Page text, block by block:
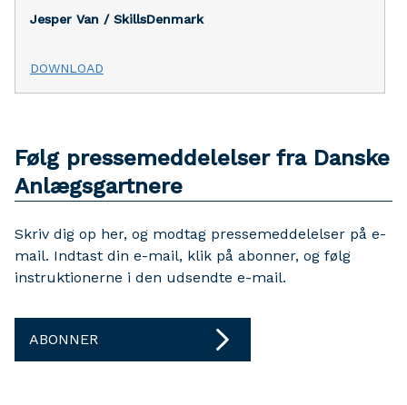
Jesper Van / SkillsDenmark
DOWNLOAD
Følg pressemeddelelser fra Danske
Anlægsgartnere
Skriv dig op her, og modtag pressemeddelelser på e-
mail. Indtast din e-mail, klik på abonner, og følg
instruktionerne i den udsendte e-mail.
ABONNER